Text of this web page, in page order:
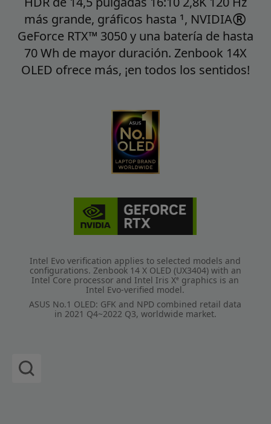
más grande, gráficos hasta 1, NVIDIA®
GeForce RTX™ 3050 y una batería de hasta
70 Wh de mayor duración. Zenbook 14X
OLED ofrece más, ¡en todos los sentidos!
Intel Evo verification applies to selected models and
configurations. Zenbook 14 X OLED (UX3404) with an
Intel Core processor and Intel Iris Xe graphics is an
Intel Evo-verified model.
ASUS No.1 OLED: GFK and NPD combined retail data
in 2021 Q4~2022 Q3, worldwide market.